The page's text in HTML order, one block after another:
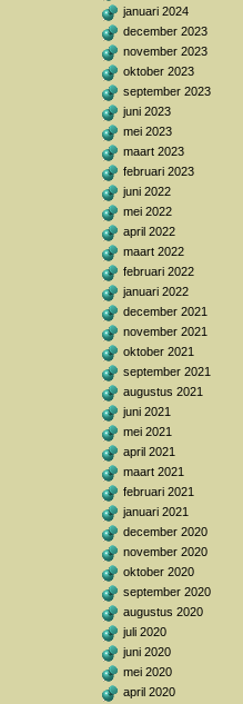
januari 2024
december 2023
november 2023
oktober 2023
september 2023
juni 2023
mei 2023
maart 2023
februari 2023
juni 2022
mei 2022
april 2022
maart 2022
februari 2022
januari 2022
december 2021
november 2021
oktober 2021
september 2021
augustus 2021
juni 2021
mei 2021
april 2021
maart 2021
februari 2021
januari 2021
december 2020
november 2020
oktober 2020
september 2020
augustus 2020
juli 2020
juni 2020
mei 2020
april 2020